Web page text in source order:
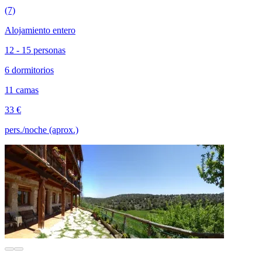
(7)
Alojamiento entero
12 - 15 personas
6 dormitorios
11 camas
33 €
pers./noche (aprox.)